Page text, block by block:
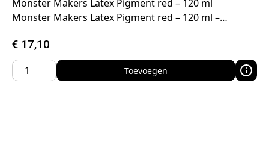
Monster Makers Latex Pigment red – 120 ml
Monster Makers Latex Pigment red – 120 ml –…
€ 17,10
Toevoegen